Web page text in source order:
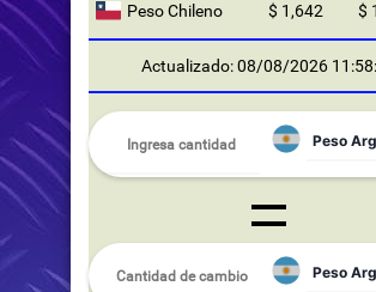
Peso Chileno $ 1,642 $
Actualizado: 08/08/2026